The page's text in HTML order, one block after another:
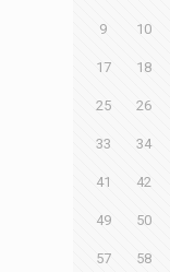
9 10
17 18
25 26
33 34
41 42
49 50
57 58